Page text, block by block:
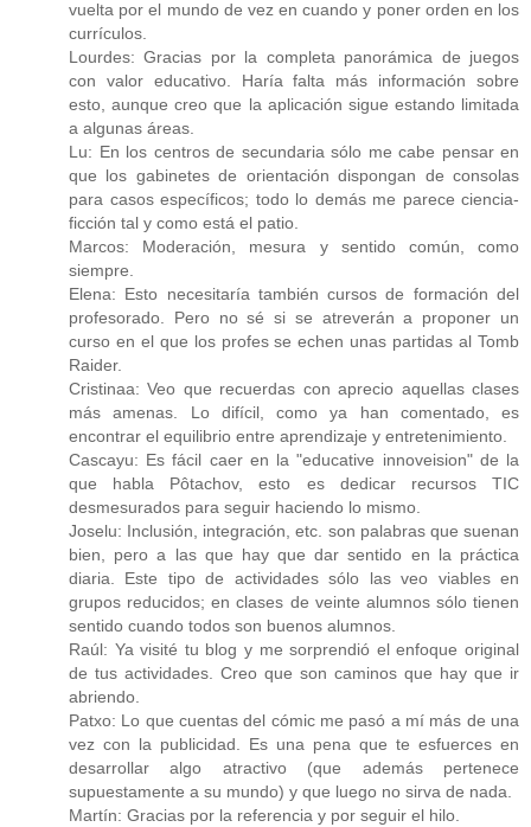
vuelta por el mundo de vez en cuando y poner orden en los
currículos.
Lourdes: Gracias por la completa panorámica de juegos
con valor educativo. Haría falta más información sobre
esto, aunque creo que la aplicación sigue estando limitada
a algunas áreas.
Lu: En los centros de secundaria sólo me cabe pensar en
que los gabinetes de orientación dispongan de consolas
para casos específicos; todo lo demás me parece ciencia-
ficción tal y como está el patio.
Marcos: Moderación, mesura y sentido común, como
siempre.
Elena: Esto necesitaría también cursos de formación del
profesorado. Pero no sé si se atreverán a proponer un
curso en el que los profes se echen unas partidas al Tomb
Raider.
Cristinaa: Veo que recuerdas con aprecio aquellas clases
más amenas. Lo difícil, como ya han comentado, es
encontrar el equilibrio entre aprendizaje y entretenimiento.
Cascayu: Es fácil caer en la "educative innoveision" de la
que habla Pôtachov, esto es dedicar recursos TIC
desmesurados para seguir haciendo lo mismo.
Joselu: Inclusión, integración, etc. son palabras que suenan
bien, pero a las que hay que dar sentido en la práctica
diaria. Este tipo de actividades sólo las veo viables en
grupos reducidos; en clases de veinte alumnos sólo tienen
sentido cuando todos son buenos alumnos.
Raúl: Ya visité tu blog y me sorprendió el enfoque original
de tus actividades. Creo que son caminos que hay que ir
abriendo.
Patxo: Lo que cuentas del cómic me pasó a mí más de una
vez con la publicidad. Es una pena que te esfuerces en
desarrollar algo atractivo (que además pertenece
supuestamente a su mundo) y que luego no sirva de nada.
Martín: Gracias por la referencia y por seguir el hilo.